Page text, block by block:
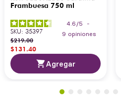
Frambuesa 750 ml
4.6 /5
-
9 opiniones
SKU: 35397
$219.00
$131.40
Agregar